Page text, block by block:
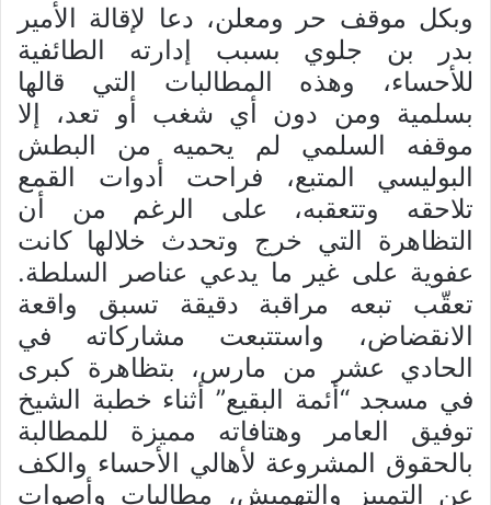
وبكل موقف حر ومعلن، دعا لإقالة الأمير
بدر بن جلوي بسبب إدارته الطائفية
للأحساء، وهذه المطالبات التي قالها
بسلمية ومن دون أي شغب أو تعد، إلا
موقفه السلمي لم يحميه من البطش
البوليسي المتبع، فراحت أدوات القمع
تلاحقه وتتعقبه، على الرغم من أن
التظاهرة التي خرج وتحدث خلالها كانت
عفوية على غير ما يدعي عناصر السلطة.
تعقّب تبعه مراقبة دقيقة تسبق واقعة
الانقضاض، واستتبعت مشاركاته في
الحادي عشر من مارس، بتظاهرة كبرى
في مسجد “أئمة البقيع” أثناء خطبة الشيخ
توفيق العامر وهتافاته مميزة للمطالبة
بالحقوق المشروعة لأهالي الأحساء والكف
عن التمييز والتهميش، مطالبات وأصوات